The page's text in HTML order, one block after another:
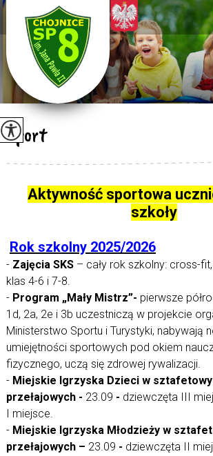
Sport
Aktywność sportowa
szkoły
Rok szkolny 2025/2026
- Zajęcia SKS– cały rok szkolny: cross-
klas 4-6 i 7-8.
- Program „Mały Mistrz”- pierwsze
1d, 2a, 2e i 3b uczestniczą w projekcie
Ministerstwo Sportu i Turystyki, nabywają
umiejętności sportowych pod okiem
fizycznego, uczą się zdrowej rywalizacji.
- Miejskie Igrzyska Dzieci w
przełajowych - 23.09 - dziewczęta III
I miejsce.
- Miejskie Igrzyska Młodzieży w
przełajowych – 23.09 - dziewczęta II